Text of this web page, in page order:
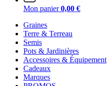
Mon panier 0,00 €
Graines
Terre & Terreau
Semis
Pots & Jardinières
Accessoires & Équipement
Cadeaux
Marques